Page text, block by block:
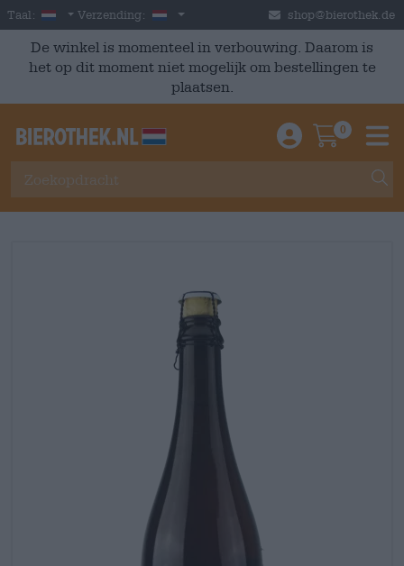
Skip to main content
Taal: Dutch
Verzending: Nederland shop@bierothek.de
De winkel is momenteel in verbouwing. Daarom is
het op dit moment niet mogelijk om bestellingen te
plaatsen.
Einloggen /
0